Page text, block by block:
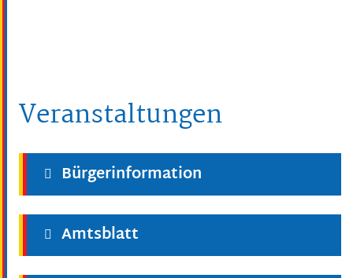
Veranstaltungen
Bürgerinformation
Amtsblatt